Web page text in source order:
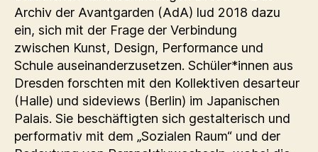
Archiv der Avantgarden (AdA) lud 2018 dazu
ein, sich mit der Frage der Verbindung
zwischen Kunst, Design, Performance und
Schule auseinanderzusetzen. Schüler*innen aus
Dresden forschten mit den Kollektiven desarteur
(Halle) und sideviews (Berlin) im Japanischen
Palais. Sie beschäftigten sich gestalterisch und
performativ mit dem „Sozialen Raum“ und der